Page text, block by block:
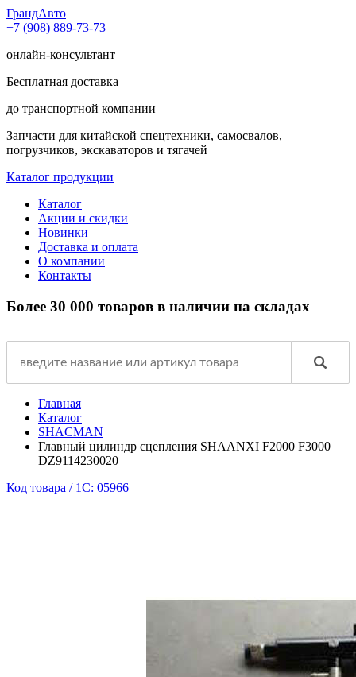
ГрандАвто
+7 (908) 889-73-73
онлайн-консультант
Бесплатная доставка
до транспортной компании
Запчасти для китайской спецтехники, самосвалов,
погрузчиков, экскаваторов и тягачей
Каталог продукции
Каталог
Акции и скидки
Новинки
Доставка и оплата
О компании
Контакты
Более 30 000 товаров в наличии на складах
Главная
Каталог
SHACMAN
Главный цилиндр сцепления SHAANXI F2000 F3000
DZ9114230020
Код товара / 1C: 05966